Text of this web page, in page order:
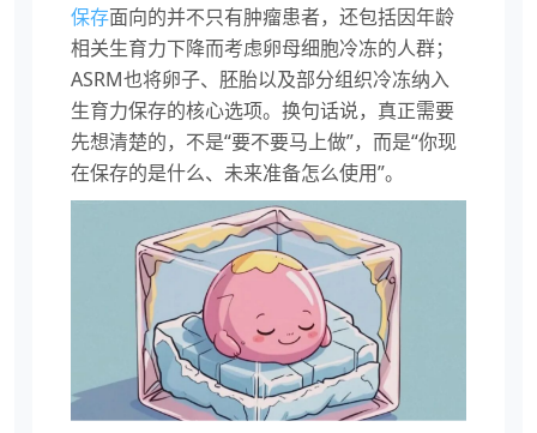
保存面向的并不只有肿瘤患者，还包括因年龄
相关生育力下降而考虑卵母细胞冷冻的人群；
ASRM也将卵子、胚胎以及部分组织冷冻纳入
生育力保存的核心选项。换句话说，真正需要
先想清楚的，不是“要不要马上做”，而是“你现
在保存的是什么、未来准备怎么使用”。